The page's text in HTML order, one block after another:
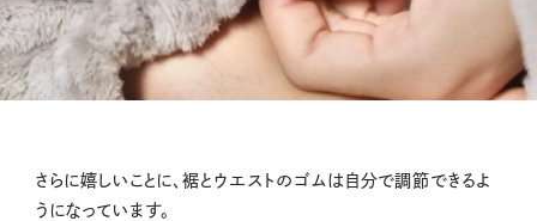
さらに嬉しいことに、裾とウエストのゴムは自分で調節できるよ
うになっています。